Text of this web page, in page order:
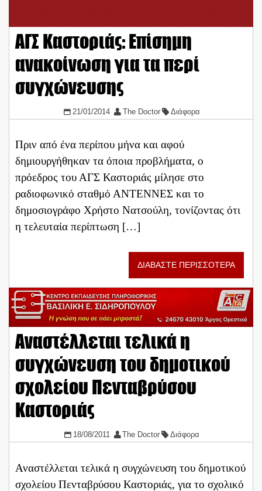
ΑΓΣ Καστοριάς: Επίσημη
ανακοίνωση για τα περί
συγχώνευσης
21/01/2014 The Doctor Διάφορα
Πριν από ένα περίπου μήνα και αφού
δημιουργήθηκαν τα όποια προβλήματα, ο
πρόεδρος του ΑΓΣ Καστοριάς μίλησε στο
ραδιοφωνικό σταθμό ΑΝΤΕΝΝΕΣ και το
δημοσιογράφο Χρήστο Νατσούλη, τονίζοντας ότι
η τελευταία περίπτωση […]
ΔΙΑΒΑΣΤΕ ΠΕΡΙΣΣΟΤΕΡΑ
Αναστέλλεται τελικά η
συγχώνευση του δημοτικού
σχολείου Πενταβρύσου
Καστοριάς
18/08/2011 The Doctor Διάφορα
Αναστέλλεται τελικά η συγχώνευση του δημοτικού
σχολείου Πενταβρύσου Καστοριάς, για το σχολικό